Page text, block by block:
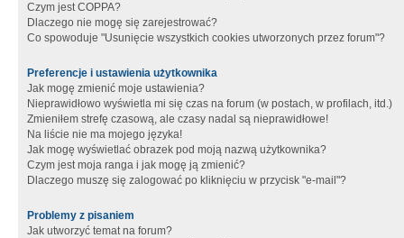
Czym jest COPPA?
Dlaczego nie mogę się zarejestrować?
Co spowoduje "Usunięcie wszystkich cookies utworzonych przez forum"?
Preferencje i ustawienia użytkownika
Jak mogę zmienić moje ustawienia?
Nieprawidłowo wyświetla mi się czas na forum (w postach, w profilach, itd.)
Zmieniłem strefę czasową, ale czasy nadal są nieprawidłowe!
Na liście nie ma mojego języka!
Jak mogę wyświetlać obrazek pod moją nazwą użytkownika?
Czym jest moja ranga i jak mogę ją zmienić?
Dlaczego muszę się zalogować po kliknięciu w przycisk "e-mail"?
Problemy z pisaniem
Jak utworzyć temat na forum?